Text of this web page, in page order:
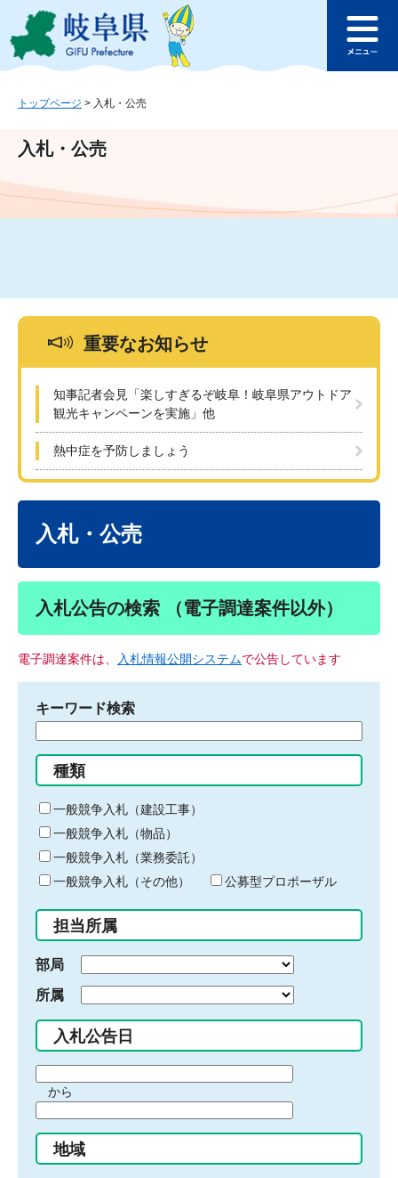
ジ
ュ
文
このページの本文へ
ュ
トップページ > 入札・公売
入札・公売
重要なお知らせ
知事記者会見「楽しすぎるぞ岐阜！岐阜県アウトドア
観光キャンペーンを実施」他
熱中症を予防しましょう
入札・公売
入札公告の検索 （電子調達案件以外）
電子調達案件は、 入札情報公開システムで公告しています
キーワード検索
る
キ
ー
ワ
ー
ド
入
力
種類
一般競争入札（建設工事）
一般競争入札（物品）
一般競争入札（業務委託）
一般競争入札（その他）
公募型プロポーザル
担当所属
部局
所属
入札公告日
間
始
り
から
間
終
地域